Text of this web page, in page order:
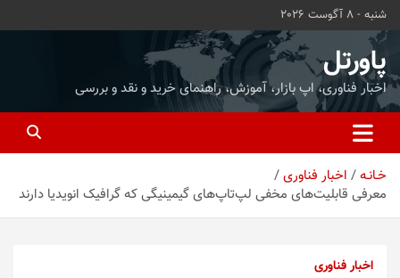
محتوا
بروید
شنبه - 8 آگوست 2026
پاورتل
اخبار فناوری، اپ بازار، آموزش، راهنمای خرید و نقد و بررسی
خـانـه
اخبار فناوری
معرفی قابلیت‌های مخفی لپ‌تاپ‌های گیمینیگی که گرافیک انویدیا دارند
اخبار فناوری